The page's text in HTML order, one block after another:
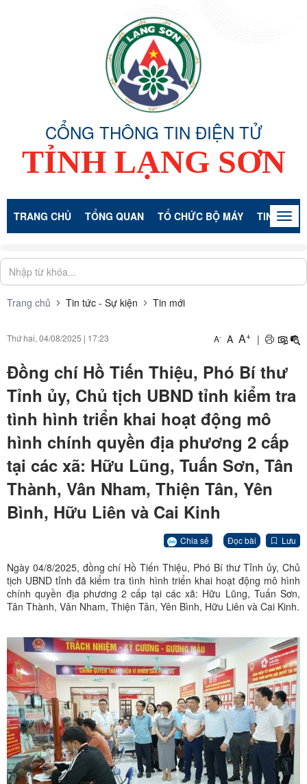
CỔNG THÔNG TIN ĐIỆN TỬ
TỈNH LẠNG SƠN
TRANG CHỦ TỔNG QUAN TỔ CHỨC BỘ MÁY TIN TỨC -
Trang chủ Tin tức - Sự kiện Tin mới
Thứ hai, 04/08/2025 | 17:23 A- A A+ |
Đồng chí Hồ Tiến Thiệu, Phó Bí thư
Tỉnh ủy, Chủ tịch UBND tỉnh kiểm tra
tình hình triển khai hoạt động mô
hình chính quyền địa phương 2 cấp
tại các xã: Hữu Lũng, Tuấn Sơn, Tân
Thành, Vân Nham, Thiện Tân, Yên
Bình, Hữu Liên và Cai Kinh
Chia sẻ Đọc bài Lưu
Ngày 04/8/2025, đồng chí Hồ Tiến Thiệu, Phó Bí thư Tỉnh ủy, Chủ
tịch UBND tỉnh đã kiểm tra tình hình triển khai hoạt động mô hình
chính quyền địa phương 2 cấp tại các xã: Hữu Lũng, Tuấn Sơn,
Tân Thành, Vân Nham, Thiện Tân, Yên Bình, Hữu Liên và Cai Kinh.